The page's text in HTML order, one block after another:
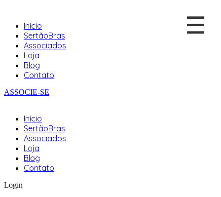
Início
SertãoBras
Associados
Loja
Blog
Contato
ASSOCIE-SE
Início
SertãoBras
Associados
Loja
Blog
Contato
☰
Login